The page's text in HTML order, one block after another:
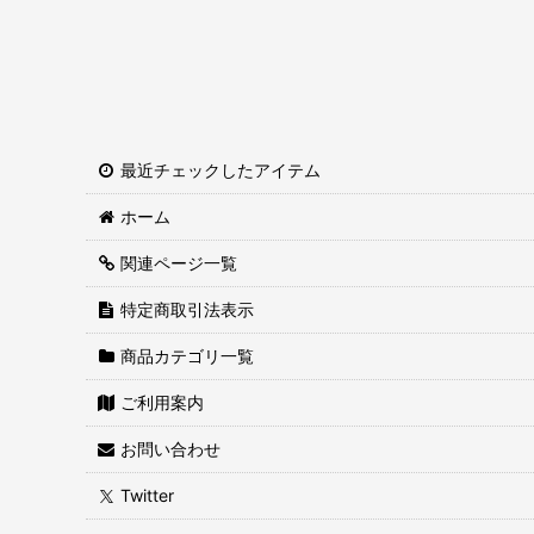
最近チェックしたアイテム
ホーム
関連ページ一覧
特定商取引法表示
商品カテゴリ一覧
ご利用案内
お問い合わせ
Twitter